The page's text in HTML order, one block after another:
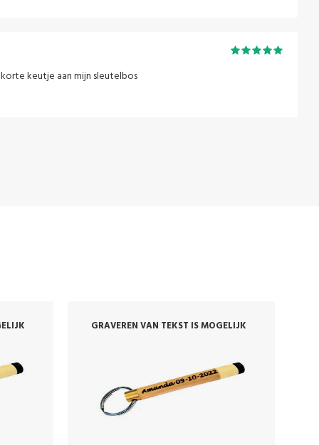
keutje aan mijn sleutelbos
GRAVEREN VAN TEKST IS MOGELIJK